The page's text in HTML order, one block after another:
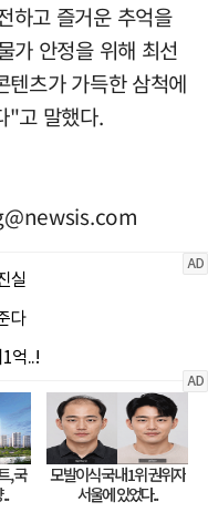
하고 즐거운 추억을
가 안정을 위해 최선
츠가 가득한 삼척에
"고 말했다.